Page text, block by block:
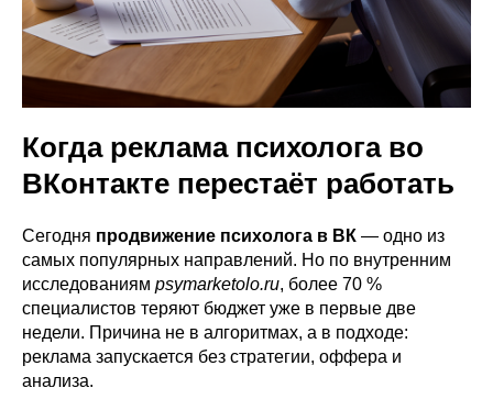
Когда реклама психолога во
ВКонтакте перестаёт работать
Сегодня продвижение психолога в ВК — одно из
самых популярных направлений. Но по внутренним
исследованиям psymarketolo.ru, более 70 %
специалистов теряют бюджет уже в первые две
недели. Причина не в алгоритмах, а в подходе:
реклама запускается без стратегии, оффера и
анализа.